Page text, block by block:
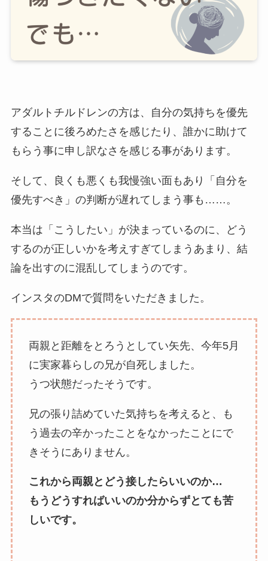
アダルトチルドレンの方は、自分の気持ちを優先
することに後ろめたさを感じたり、誰かに助けて
もらう事に申し訳なさを感じる事があります。
そして、良くも悪くも我慢強い面もあり「自分を
優先すべき」の判断が遅れてしまう事も……。
本当は「こうしたい」が決まっているのに、どう
するのが正しいかを考えすぎてしまうあまり、結
論を出すのに混乱してしまうのです。
インスタのDMで質問をいただきました。
両親と距離をとろうとしてい矢先、今年5月
に実家暮らしの兄が自死しました。
うつ状態だったそうです。
兄の張り詰めていた気持ちを考えると、も
う過去の辛かったことをなかったことにで
きそうにありません。
これから両親とどう接したらいいのか…
もうどうすればいいのか分からずとても苦
しいです。